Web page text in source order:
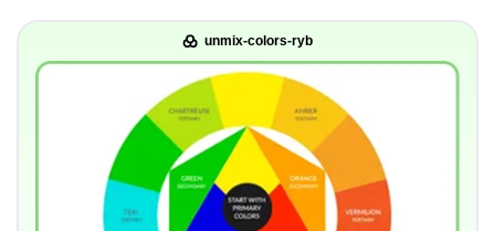
unmix-colors-ryb